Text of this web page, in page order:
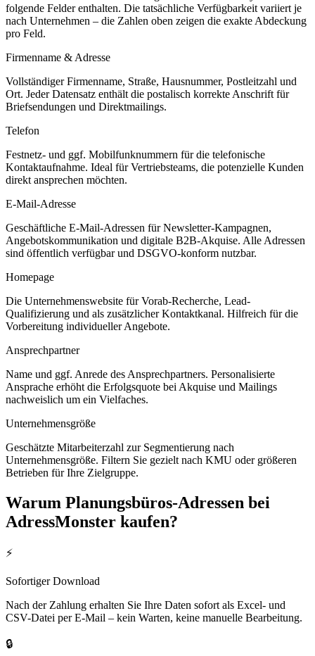
folgende Felder enthalten. Die tatsächliche Verfügbarkeit variiert je
nach Unternehmen – die Zahlen oben zeigen die exakte Abdeckung
pro Feld.
Firmenname & Adresse
Vollständiger Firmenname, Straße, Hausnummer, Postleitzahl und
Ort. Jeder Datensatz enthält die postalisch korrekte Anschrift für
Briefsendungen und Direktmailings.
Telefon
Festnetz- und ggf. Mobilfunknummern für die telefonische
Kontaktaufnahme. Ideal für Vertriebsteams, die potenzielle Kunden
direkt ansprechen möchten.
E-Mail-Adresse
Geschäftliche E-Mail-Adressen für Newsletter-Kampagnen,
Angebotskommunikation und digitale B2B-Akquise. Alle Adressen
sind öffentlich verfügbar und DSGVO-konform nutzbar.
Homepage
Die Unternehmenswebsite für Vorab-Recherche, Lead-
Qualifizierung und als zusätzlicher Kontaktkanal. Hilfreich für die
Vorbereitung individueller Angebote.
Ansprechpartner
Name und ggf. Anrede des Ansprechpartners. Personalisierte
Ansprache erhöht die Erfolgsquote bei Akquise und Mailings
nachweislich um ein Vielfaches.
Unternehmensgröße
Geschätzte Mitarbeiterzahl zur Segmentierung nach
Unternehmensgröße. Filtern Sie gezielt nach KMU oder größeren
Betrieben für Ihre Zielgruppe.
Warum Planungsbüros-Adressen bei
AdressMonster kaufen?
⚡
Sofortiger Download
Nach der Zahlung erhalten Sie Ihre Daten sofort als Excel- und
CSV-Datei per E-Mail – kein Warten, keine manuelle Bearbeitung.
🔒